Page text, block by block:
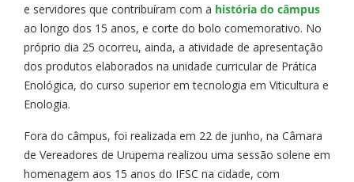
e servidores que contribuíram com a história do câmpus
ao longo dos 15 anos, e corte do bolo comemorativo. No
próprio dia 25 ocorreu, ainda, a atividade de apresentação
dos produtos elaborados na unidade curricular de Prática
Enológica, do curso superior em tecnologia em Viticultura e
Enologia.
Fora do câmpus, foi realizada em 22 de junho, na Câmara
de Vereadores de Urupema realizou uma sessão solene em
homenagem aos 15 anos do IFSC na cidade, com